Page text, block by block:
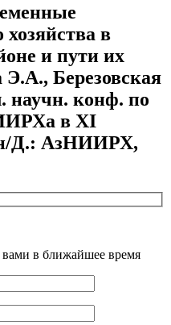
хозяйства в
и пути их
Березовская
научн. конф. по
в ХI
н/Д.: АзНИИРХ,
вами в ближайшее время